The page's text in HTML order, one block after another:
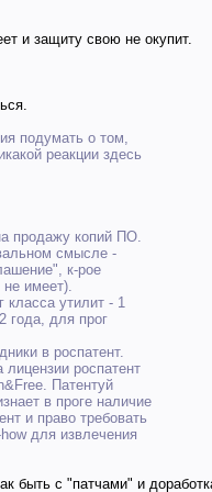
и защиту свою не окупит.
подумать о том,
реакции здесь
продажу копий ПО.
смысле -
к-рое
имеет).
класса утилит - 1
года, для прог
в роспатент.
роспатент
Патентуй
в проге наличие
и право требовать
для извлечения
быть с "патчами" и